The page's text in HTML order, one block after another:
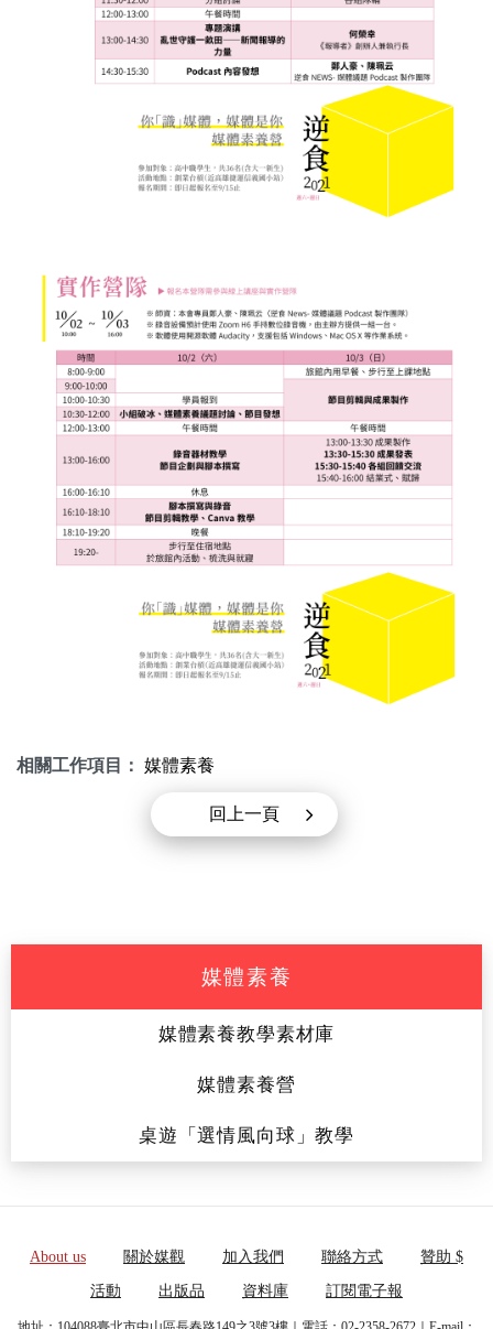
相關工作項目： 媒體素養
回上一頁
媒體素養
媒體素養教學素材庫
媒體素養營
桌遊「選情風向球」教學
About us 關於媒觀 加入我們 聯絡方式 贊助 $
活動 出版品 資料庫 訂閱電子報